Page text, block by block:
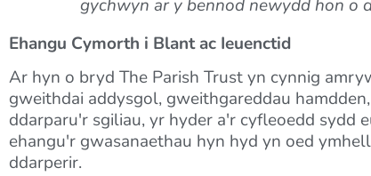
gychwyn ar y bennod newydd hon o
Ehangu Cymorth i Blant ac Ieuenctid
Ar hyn o bryd The Parish Trust yn cynnig
gweithdai addysgol, gweithgareddau
ddarparu'r sgiliau, yr hyder a'r cyfleoedd sydd
ehangu'r gwasanaethau hyn hyd yn oed
ddarperir.